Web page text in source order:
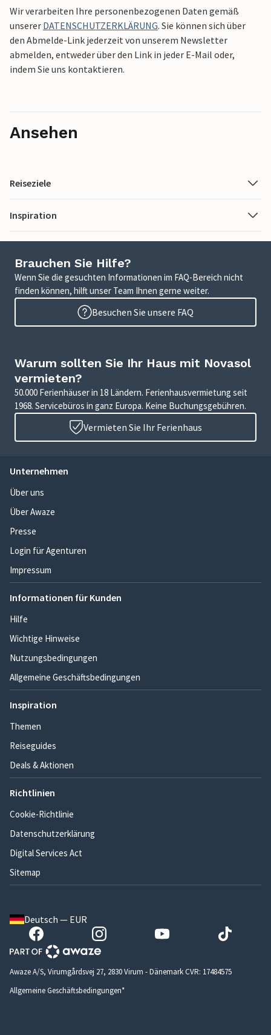
Wir verarbeiten Ihre personenbezogenen Daten gemäß
unserer DATENSCHUTZERKLÄRUNG. Sie können sich über
den Abmelde-Link jederzeit von unserem Newsletter
abmelden, entweder über den Link in jeder E-Mail oder,
indem Sie uns kontaktieren.
Ansehen
Reiseziele
Inspiration
Brauchen Sie Hilfe?
Wenn Sie die gesuchten Informationen im FAQ-Bereich nicht
finden können, hilft unser Team Ihnen gerne weiter.
Besuchen Sie unsere FAQ
Warum sollten Sie Ihr Haus mit Novasol
vermieten?
50.000 Ferienhäuser in 18 Ländern. Ferienhausvermietung seit
1968. Servicebüros in ganz Europa. Keine Buchungsgebühren.
Vermieten Sie Ihr Ferienhaus
Unternehmen
Über uns
Über Awaze
Presse
Login für Agenturen
Impressum
Informationen für Kunden
Hilfe
Wichtige Hinweise
Nutzungsbedingungen
Allgemeine Geschäftsbedingungen
Inspiration
Themen
Reiseguides
Deals & Aktionen
Richtlinien
Cookie-Richtlinie
Datenschutzerklärung
Digital Services Act
Sitemap
Deutsch — EUR
Awaze A/S, Virumgårdsvej 27, 2830 Virum - Dänemark CVR: 17484575
Allgemeine Geschäftsbedingungen*